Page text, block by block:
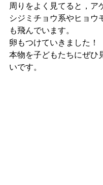
周りをよく見てると，ア
シジミチョウ系やヒョウ
も飛んでいます。
卵もつけていきました！
本物を子どもたちにぜひ
いです。